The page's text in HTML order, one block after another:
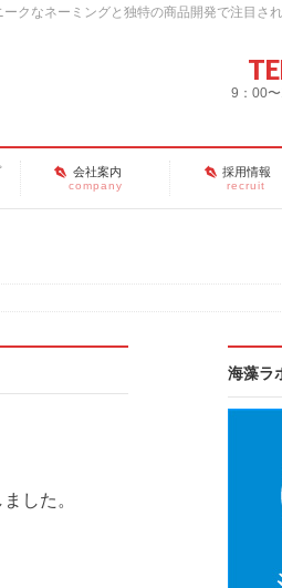
クなネーミングと独特の商品開発で注目され
9：00〜
会社案内
company
採用情報
recruit
した。
海藻ラ